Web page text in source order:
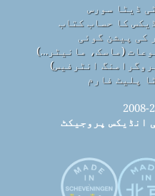
ڈیٹا سورس
کا حساب کتاب
کی پیشن گوئی
(ماسک، مانیٹر…)
پلیٹ فارم
انڈیکس پروجیکٹ